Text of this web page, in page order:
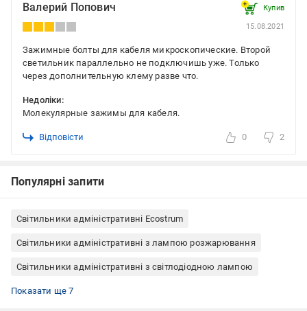
Валерий Попович Купив
15.08.2021
Зажимные болты для кабеля микроскопические. Второй
светильник параллельно не подключишь уже. Только
через дополнительную клему разве что.
Недоліки:
Молекулярные зажимы для кабеля.
Відповісти 0 2
Популярні запити
Світильники адміністративні Ecostrum
Світильники адміністративні з лампою розжарювання
Світильники адміністративні з світлодіодною лампою
Світильники адміністративні з філаментною лампою
Світильники адміністративні з енергозберігаючою лампою
Світильники адміністративні цоколь E27
Світильники адміністративні круглі
Світильники адміністративні для офісу
Світильники адміністративні для гаража
Світильники адміністративні для магазину
Показати ще 7